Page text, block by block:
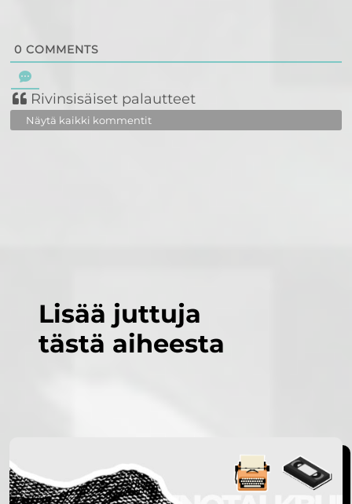
0 COMMENTS
Rivinsisäiset palautteet
Näytä kaikki kommentit
Lisää juttuja
tästä aiheesta